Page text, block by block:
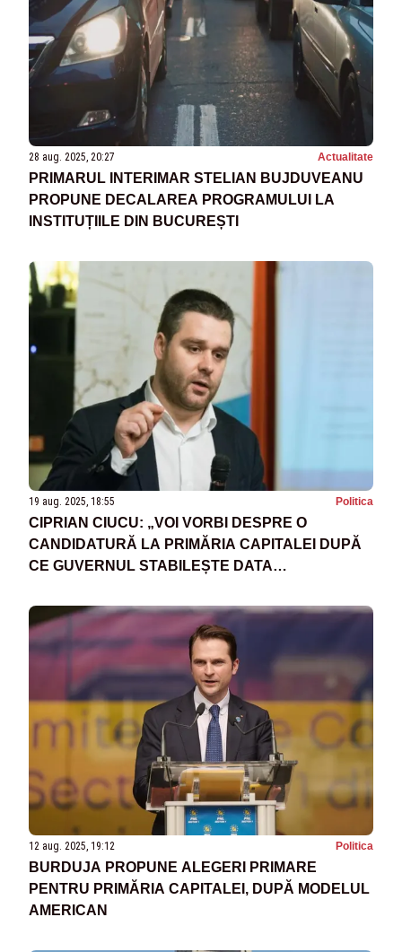
28 aug. 2025, 20:27 Actualitate
PRIMARUL INTERIMAR STELIAN BUJDUVEANU
PROPUNE DECALAREA PROGRAMULUI LA
INSTITUȚIILE DIN BUCUREȘTI
19 aug. 2025, 18:55 Politica
CIPRIAN CIUCU: „VOI VORBI DESPRE O
CANDIDATURĂ LA PRIMĂRIA CAPITALEI DUPĂ
CE GUVERNUL STABILEȘTE DATA
12 aug. 2025, 19:12 Politica
BURDUJA PROPUNE ALEGERI PRIMARE
PENTRU PRIMĂRIA CAPITALEI, DUPĂ MODELUL
AMERICAN